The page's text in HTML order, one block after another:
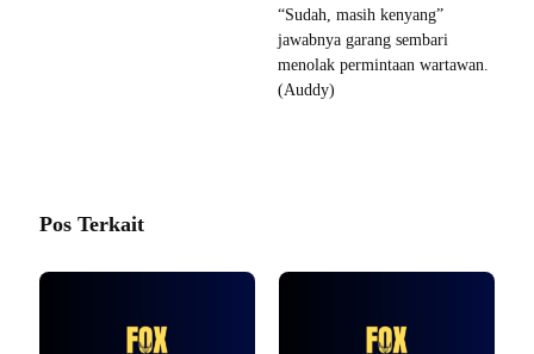
“Sudah, masih kenyang”
jawabnya garang sembari
menolak permintaan wartawan.
(Auddy)
Pos Terkait